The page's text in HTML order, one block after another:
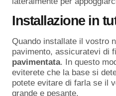
Installazione in
Quando installate il vostro
pavimento, assicuratevi di
pavimentata. In questo
eviterete che la base si
potete evitare di farla se il
grande e pesante.